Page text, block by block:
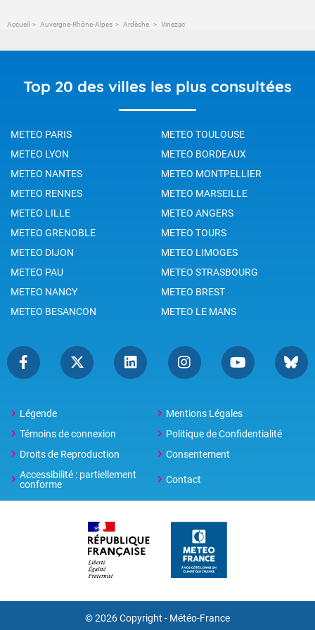
Accueil Auvergne-Rhône-Alpes Ardèche Vinezac
Top 20 des villes les plus consultées
METEO PARIS
METEO TOULOUSE
METEO LYON
METEO BORDEAUX
METEO NANTES
METEO MONTPELLIER
METEO RENNES
METEO MARSEILLE
METEO LILLE
METEO ANGERS
METEO GRENOBLE
METEO TOURS
METEO DIJON
METEO LIMOGES
METEO PAU
METEO STRASBOURG
METEO NANCY
METEO BREST
METEO BESANCON
METEO LE MANS
Légende
Mentions Légales
Témoins de connexion
Politique de Confidentialité
Droits de Reproduction
Consentement
Accessibilité : partiellement
conforme
Contact
© 2026 Copyright - Météo-France